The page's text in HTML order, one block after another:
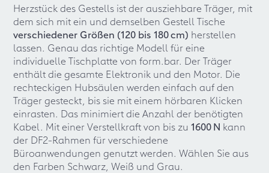
Herzstück des Gestells ist der ausziehbare Träger, mit
dem sich mit ein und demselben Gestell Tische
verschiedener Größen (120 bis 180 cm) herstellen
lassen. Genau das richtige Modell für eine
individuelle Tischplatte von form.bar. Der Träger
enthält die gesamte Elektronik und den Motor. Die
rechteckigen Hubsäulen werden einfach auf den
Träger gesteckt, bis sie mit einem hörbaren Klicken
einrasten. Das minimiert die Anzahl der benötigten
Kabel. Mit einer Verstellkraft von bis zu1600 N kann
der DF2-Rahmen für verschiedene
Büroanwendungen genutzt werden. Wählen Sie aus
den Farben Schwarz, Weiß und Grau.